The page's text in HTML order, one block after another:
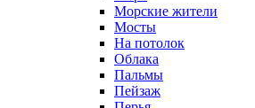
Морские жители
Мосты
На потолок
Облака
Пальмы
Пейзаж